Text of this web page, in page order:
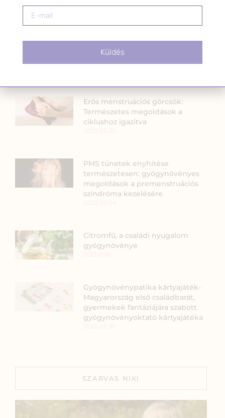
KEDVELT BEJEGYZÉSEK
Gyógynövények szerepe a JÖVŐ
Erős menstruációs görcsök:
Természetes megoldások a
ciklushoz igazítva
PMS tünetek enyhítése
természetesen: gyógynövényes
megoldások a premenstruációs
szindróma kezelésére
Citromfű, a családi nyugalom
gyógynövénye
Gyógynövénypatika kártyajáték-
Magyarország első családbarát,
gyermekek fantáziájára szabott
gyógynövényoktató kártyajátéka
SZARVAS NIKI
Küldés